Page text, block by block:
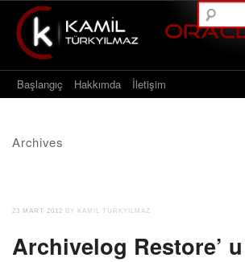
Main menu
Skip to content
Başlangıç Hakkımda İletişim
Archives
23 MART 2012 BY KAMIL TURKYILMAZ
Archivelog Restore’